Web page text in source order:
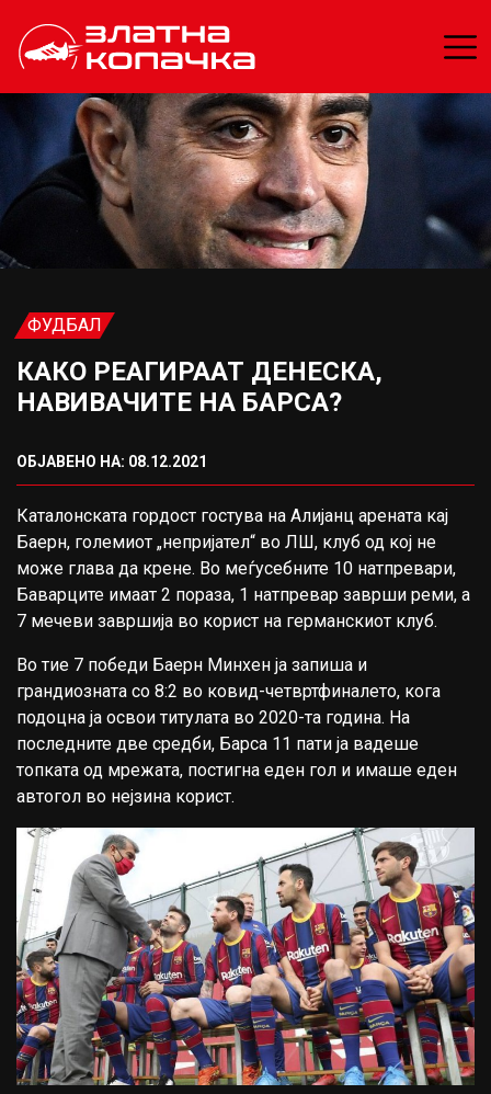
ФУДБАЛ
КАКО РЕАГИРААТ ДЕНЕСКА,
НАВИВАЧИТЕ НА БАРСА?
ОБЈАВЕНО НА: 08.12.2021
Каталонската гордост гостува на Алијанц арената кај
Бaерн, големиот „непријател“ во ЛШ, клуб од кој не
може глава да крене. Во меѓусебните 10 натпревари,
Баварците имаат 2 пораза, 1 натпревар заврши реми, а
7 мечеви завршија во корист на германскиот клуб.
Во тие 7 победи Баерн Минхен ја запиша и
грандиозната со 8:2 во ковид-четвртфиналето, кога
подоцна ја освои титулата во 2020-та година. На
последните две средби, Барса 11 пати ја вадеше
топката од мрежата, постигна еден гол и имаше еден
автогол во нејзина корист.